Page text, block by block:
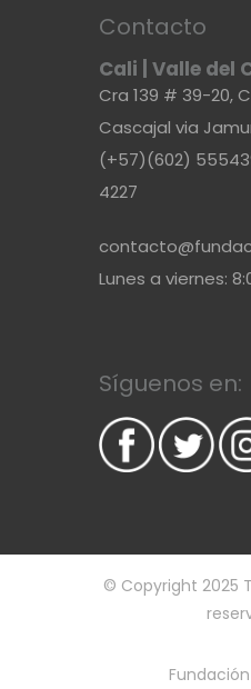
Contacto
Cali | Valle del
Cra 139 # 39-20,
Cascajal via
(+57)(602)
4227
Lunes a viernes:
Síguenos en:
© Copyright 2025